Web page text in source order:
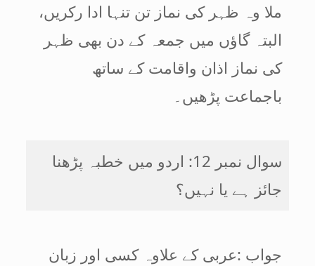
ملا وہ ظہر کی نماز تن تنہا ادا رکریں،
البتہ گاؤں میں جمعہ کے دن بھی ظہر
کی نماز اذان واقامت کے ساتھ
باجماعت پڑھیں۔
سوال نمبر 12: اردو میں خطبہ پڑھنا
جائز ہے یا نہیں؟
جواب :عربی کے علاوہ کسی اور زبان